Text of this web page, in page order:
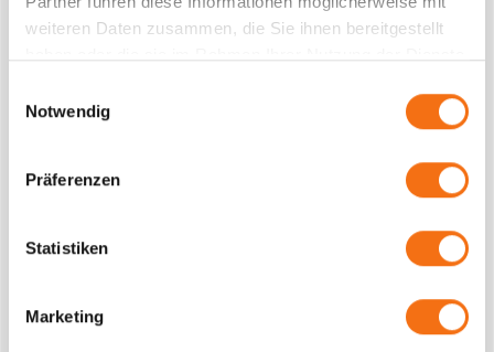
weiteren Daten zusammen, die Sie ihnen bereitgestellt
Notwendig
Präferenzen
Statistiken
Marketing
PROMOTION & LIVE COMMUNICATION
Deine Marke im WM-Finale 2026.